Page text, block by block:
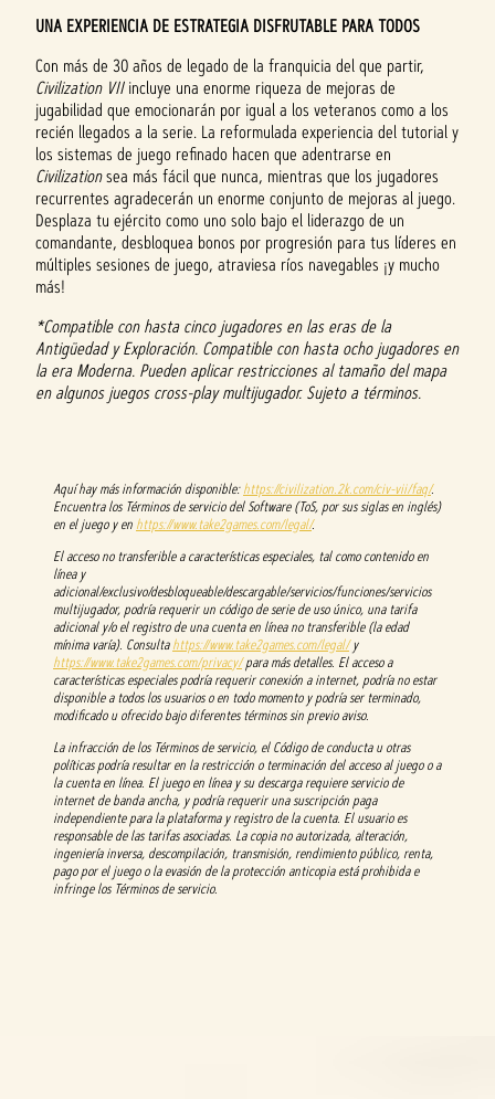
UNA EXPERIENCIA DE ESTRATEGIA DISFRUTABLE PARA TODOS
Con más de 30 años de legado de la franquicia del que partir,
Civilization VIIincluye una enorme riqueza de mejoras de
jugabilidad que emocionarán por igual a los veteranos como a los
recién llegados a la serie. La reformulada experiencia del tutorial y
los sistemas de juego refinado hacen que adentrarse en
Civilizationsea más fácil que nunca, mientras que los jugadores
recurrentes agradecerán un enorme conjunto de mejoras al juego.
Desplaza tu ejército como uno solo bajo el liderazgo de un
comandante, desbloquea bonos por progresión para tus líderes en
múltiples sesiones de juego, atraviesa ríos navegables ¡y mucho
más!
*Compatible con hasta cinco jugadores en las eras de la
Antigüedad y Exploración. Compatible con hasta ocho jugadores en
la era Moderna. Pueden aplicar restricciones al tamaño del mapa
en algunos juegos cross-play multijugador. Sujeto a términos.
Aquí hay más información disponible:https://civilization.2k.com/civ-vii/faq/.
Encuentra los Términos de servicio del Software (ToS, por sus siglas en inglés)
en el juego y en https://www.take2games.com/legal/.
El acceso no transferible a características especiales, tal como contenido en
línea y
adicional/exclusivo/desbloqueable/descargable/servicios/funciones/servicios
multijugador, podría requerir un código de serie de uso único, una tarifa
adicional y/o el registro de una cuenta en línea no transferible (la edad
mínima varía). Consultahttps://www.take2games.com/legal/y
https://www.take2games.com/privacy/para más detalles. El acceso a
características especiales podría requerir conexión a internet, podría no estar
disponible a todos los usuarios o en todo momento y podría ser terminado,
modificado u ofrecido bajo diferentes términos sin previo aviso.
La infracción de los Términos de servicio, el Código de conducta u otras
políticas podría resultar en la restricción o terminación del acceso al juego o a
la cuenta en línea. El juego en línea y su descarga requiere servicio de
internet de banda ancha, y podría requerir una suscripción paga
independiente para la plataforma y registro de la cuenta. El usuario es
responsable de las tarifas asociadas. La copia no autorizada, alteración,
ingeniería inversa, descompilación, transmisión, rendimiento público, renta,
pago por el juego o la evasión de la protección anticopia está prohibida e
infringe los Términos de servicio.